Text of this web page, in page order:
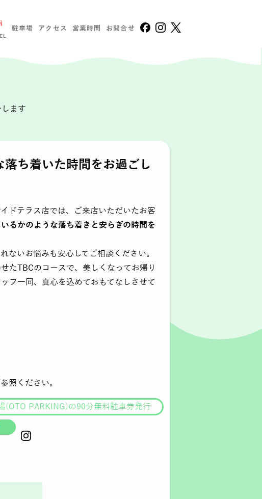
駐車場 アクセス 営業時間 お問合せ
ます
落ち着いた時間をお過ごし
ドテラス店では、ご来店いただいたお客
るかのような落ち着きと安らぎの時間を
ないお悩みも安心してご相談ください。
たTBCのコースで、美しくなってお帰り
フ一同、真心を込めておもてなしさせて
照ください。
(OTO PARKING)の90分無料駐車券発行